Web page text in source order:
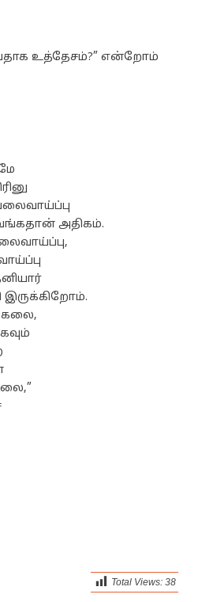
உத்தேசம்?” என்றோம்
அதிகம்.
இருக்கிறோம்.
Total Views: 38